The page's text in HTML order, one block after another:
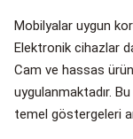
Mobilyalar uygun
Elektronik cihazlar
Cam ve hassas
uygulanmaktadır.
temel göstergeleri